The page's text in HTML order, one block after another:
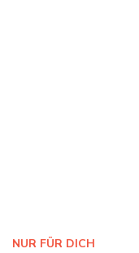
NUR FÜR DICH